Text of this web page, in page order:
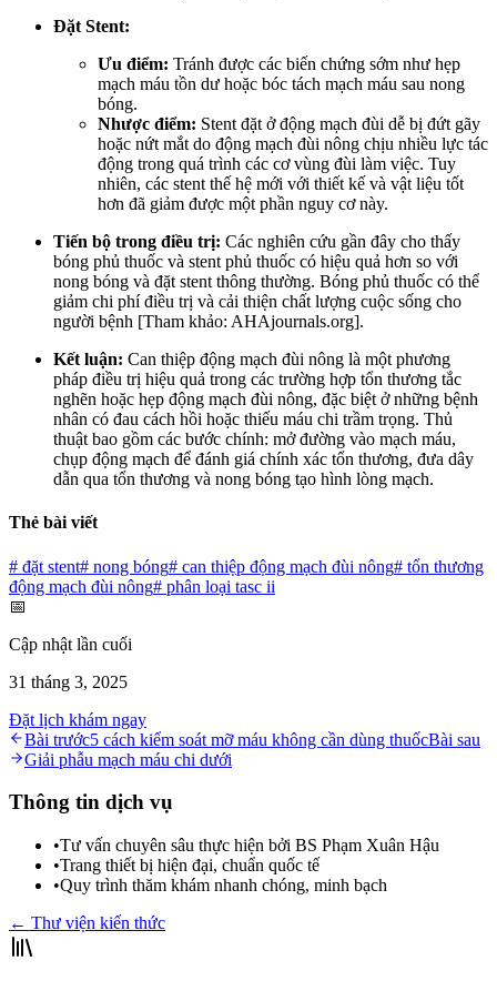
Đặt Stent:
Ưu điểm: Tránh được các biến chứng sớm như hẹp
mạch máu tồn dư hoặc bóc tách mạch máu sau nong
bóng.
Nhược điểm: Stent đặt ở động mạch đùi dễ bị đứt gãy
hoặc nứt mắt do động mạch đùi nông chịu nhiều lực tác
động trong quá trình các cơ vùng đùi làm việc. Tuy
nhiên, các stent thế hệ mới với thiết kế và vật liệu tốt
hơn đã giảm được một phần nguy cơ này.
Tiến bộ trong điều trị: Các nghiên cứu gần đây cho thấy
bóng phủ thuốc và stent phủ thuốc có hiệu quả hơn so với
nong bóng và đặt stent thông thường. Bóng phủ thuốc có thể
giảm chi phí điều trị và cải thiện chất lượng cuộc sống cho
người bệnh [Tham khảo: AHAjournals.org].
Kết luận: Can thiệp động mạch đùi nông là một phương
pháp điều trị hiệu quả trong các trường hợp tổn thương tắc
nghẽn hoặc hẹp động mạch đùi nông, đặc biệt ở những bệnh
nhân có đau cách hồi hoặc thiếu máu chi trầm trọng. Thủ
thuật bao gồm các bước chính: mở đường vào mạch máu,
chụp động mạch để đánh giá chính xác tổn thương, đưa dây
dẫn qua tổn thương và nong bóng tạo hình lòng mạch.
Thẻ bài viết
# đặt stent# nong bóng# can thiệp động mạch đùi nông# tổn thương
động mạch đùi nông# phân loại tasc ii
📅
Cập nhật lần cuối
31 tháng 3, 2025
Đặt lịch khám ngay
Bài trước5 cách kiểm soát mỡ máu không cần dùng thuốcBài sau
Giải phẫu mạch máu chi dưới
Thông tin dịch vụ
•Tư vấn chuyên sâu thực hiện bởi BS Phạm Xuân Hậu
•Trang thiết bị hiện đại, chuẩn quốc tế
•Quy trình thăm khám nhanh chóng, minh bạch
← Thư viện kiến thức